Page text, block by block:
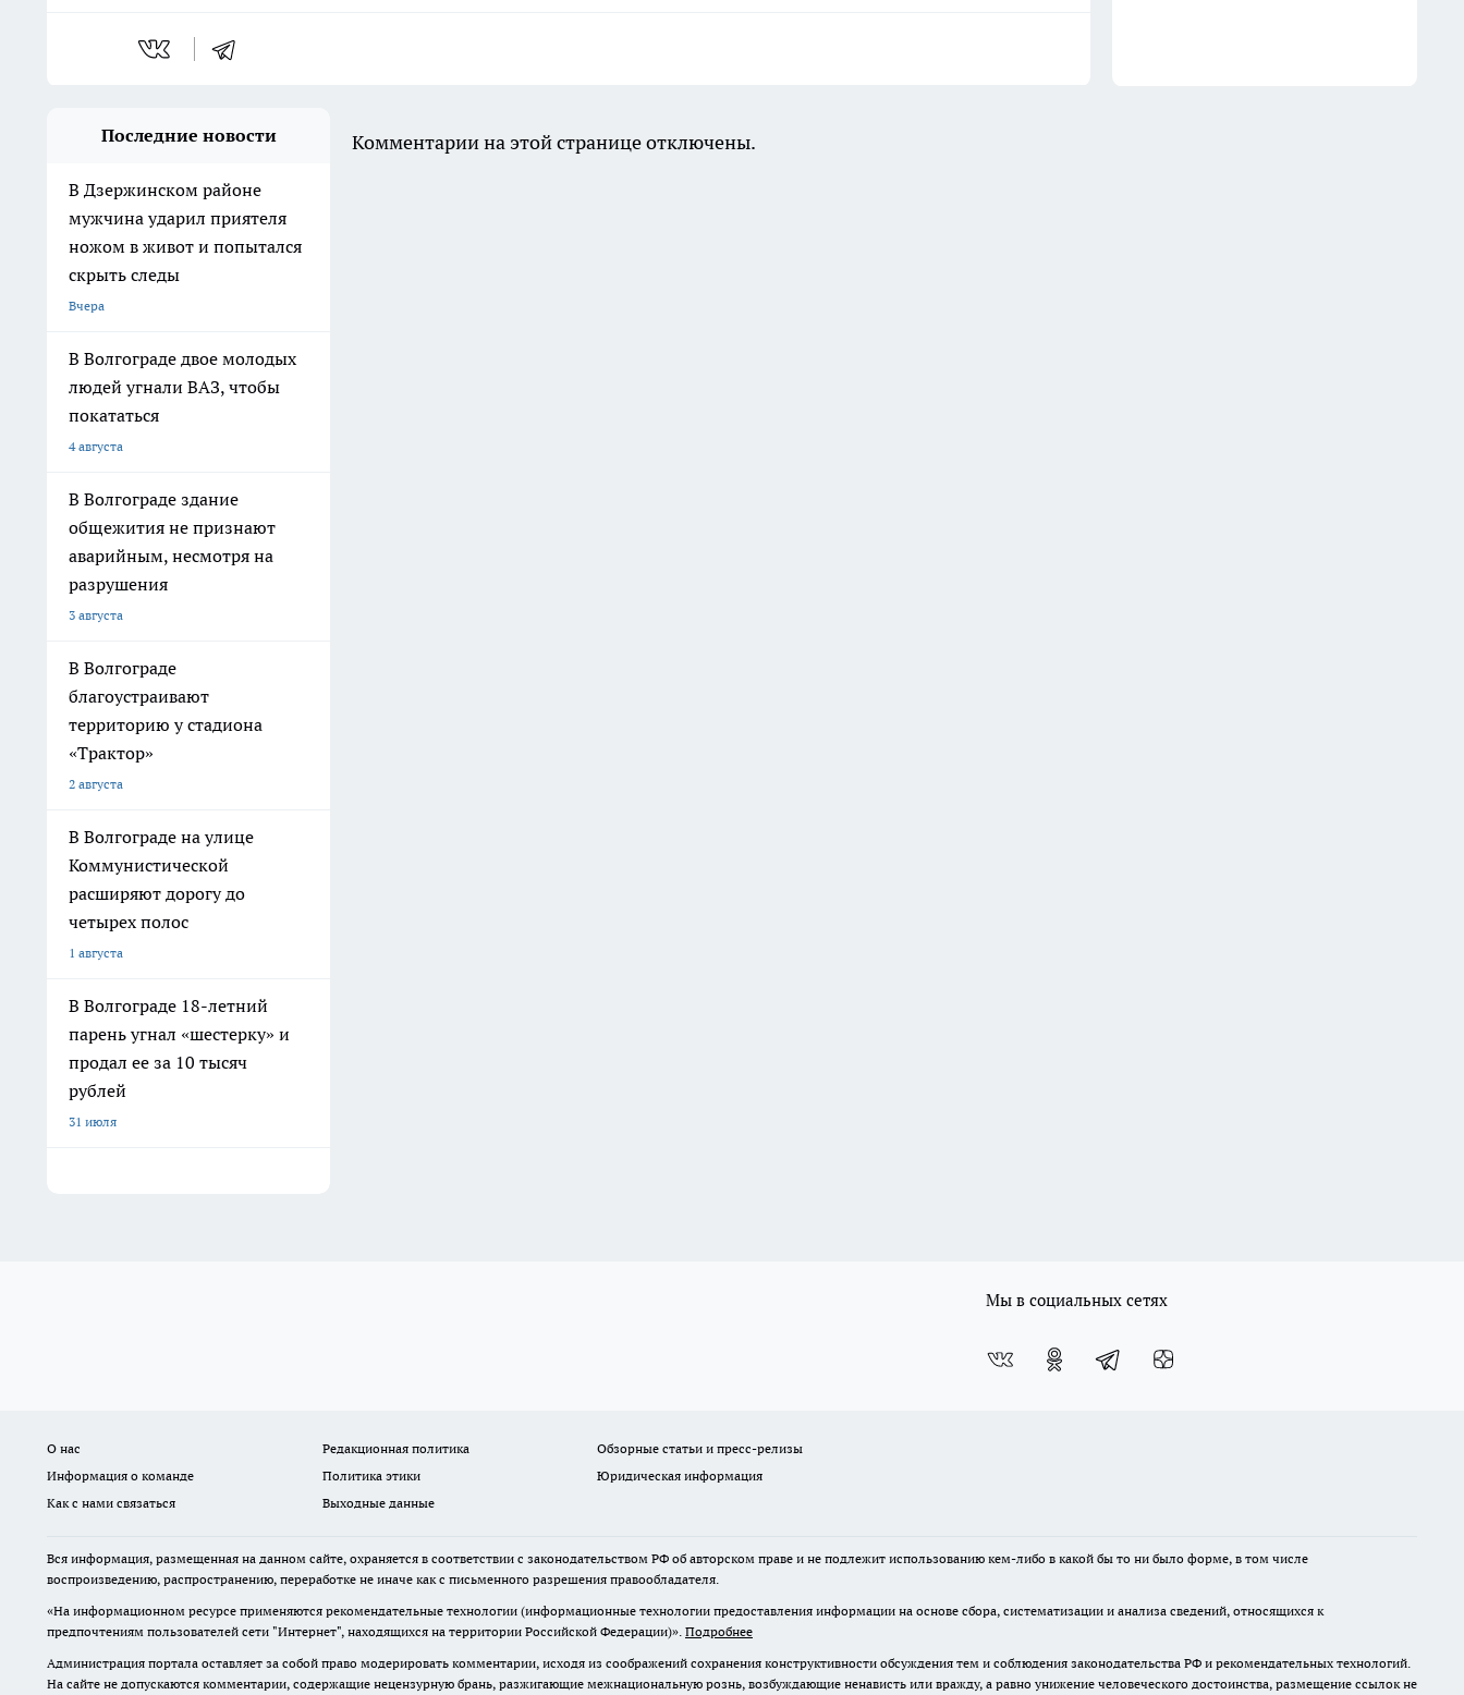
Последние новости
В Дзержинском районе
мужчина ударил приятеля
ножом в живот и попытался
скрыть следы
Вчера
В Волгограде двое молодых
людей угнали ВАЗ, чтобы
покататься
4 августа
В Волгограде здание
общежития не признают
аварийным, несмотря на
разрушения
3 августа
В Волгограде
благоустраивают
территорию у стадиона
«Трактор»
2 августа
В Волгограде на улице
Коммунистической
расширяют дорогу до
четырех полос
1 августа
В Волгограде 18-летний
парень угнал «шестерку» и
продал ее за 10 тысяч
рублей
31 июля
Комментарии на этой странице отключены.
Мы в социальных сетях
О нас Редакционная политика
Обзорные статьи и пресс-релизы
Информация о команде
Политика этики
Юридическая информация
Как с нами связаться
Выходные данные
Вся информация, размещенная на данном сайте, охраняется в соответствии с законодательством РФ об авторском праве и не подлежит использованию кем-либо в какой бы то ни было форме, в том числе
воспроизведению, распространению, переработке не иначе как с письменного разрешения правообладателя.
«На информационном ресурсе применяются рекомендательные технологии (информационные технологии предоставления информации на основе сбора, систематизации и анализа сведений, относящихся к
предпочтениям пользователей сети "Интернет", находящихся на территории Российской Федерации)». Подробнее
Администрация портала оставляет за собой право модерировать комментарии, исходя из соображений сохранения конструктивности обсуждения тем и соблюдения законодательства РФ и рекомендательных технологий.
На сайте не допускаются комментарии, содержащие нецензурную брань, разжигающие межнациональную рознь, возбуждающие ненависть или вражду, а равно унижение человеческого достоинства, размещение ссылок не